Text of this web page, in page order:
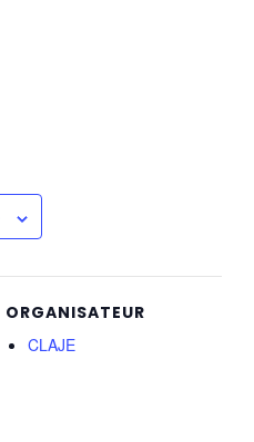
ORGANISATEUR
CLAJE